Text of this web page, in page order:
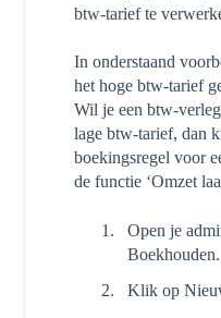
btw-tarief te
In onderstaand
het hoge btw-tarief
Wil je een btw-
lage btw-tarief, dan
boekingsregel voor
de functie ‘Omzet
Open je
Boekhouden.
Klik op